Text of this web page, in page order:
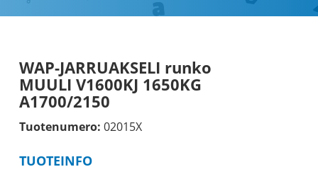
WAP-JARRUAKSELI runko
MUULI V1600KJ 1650KG
A1700/2150
Tuotenumero: 02015X
TUOTEINFO